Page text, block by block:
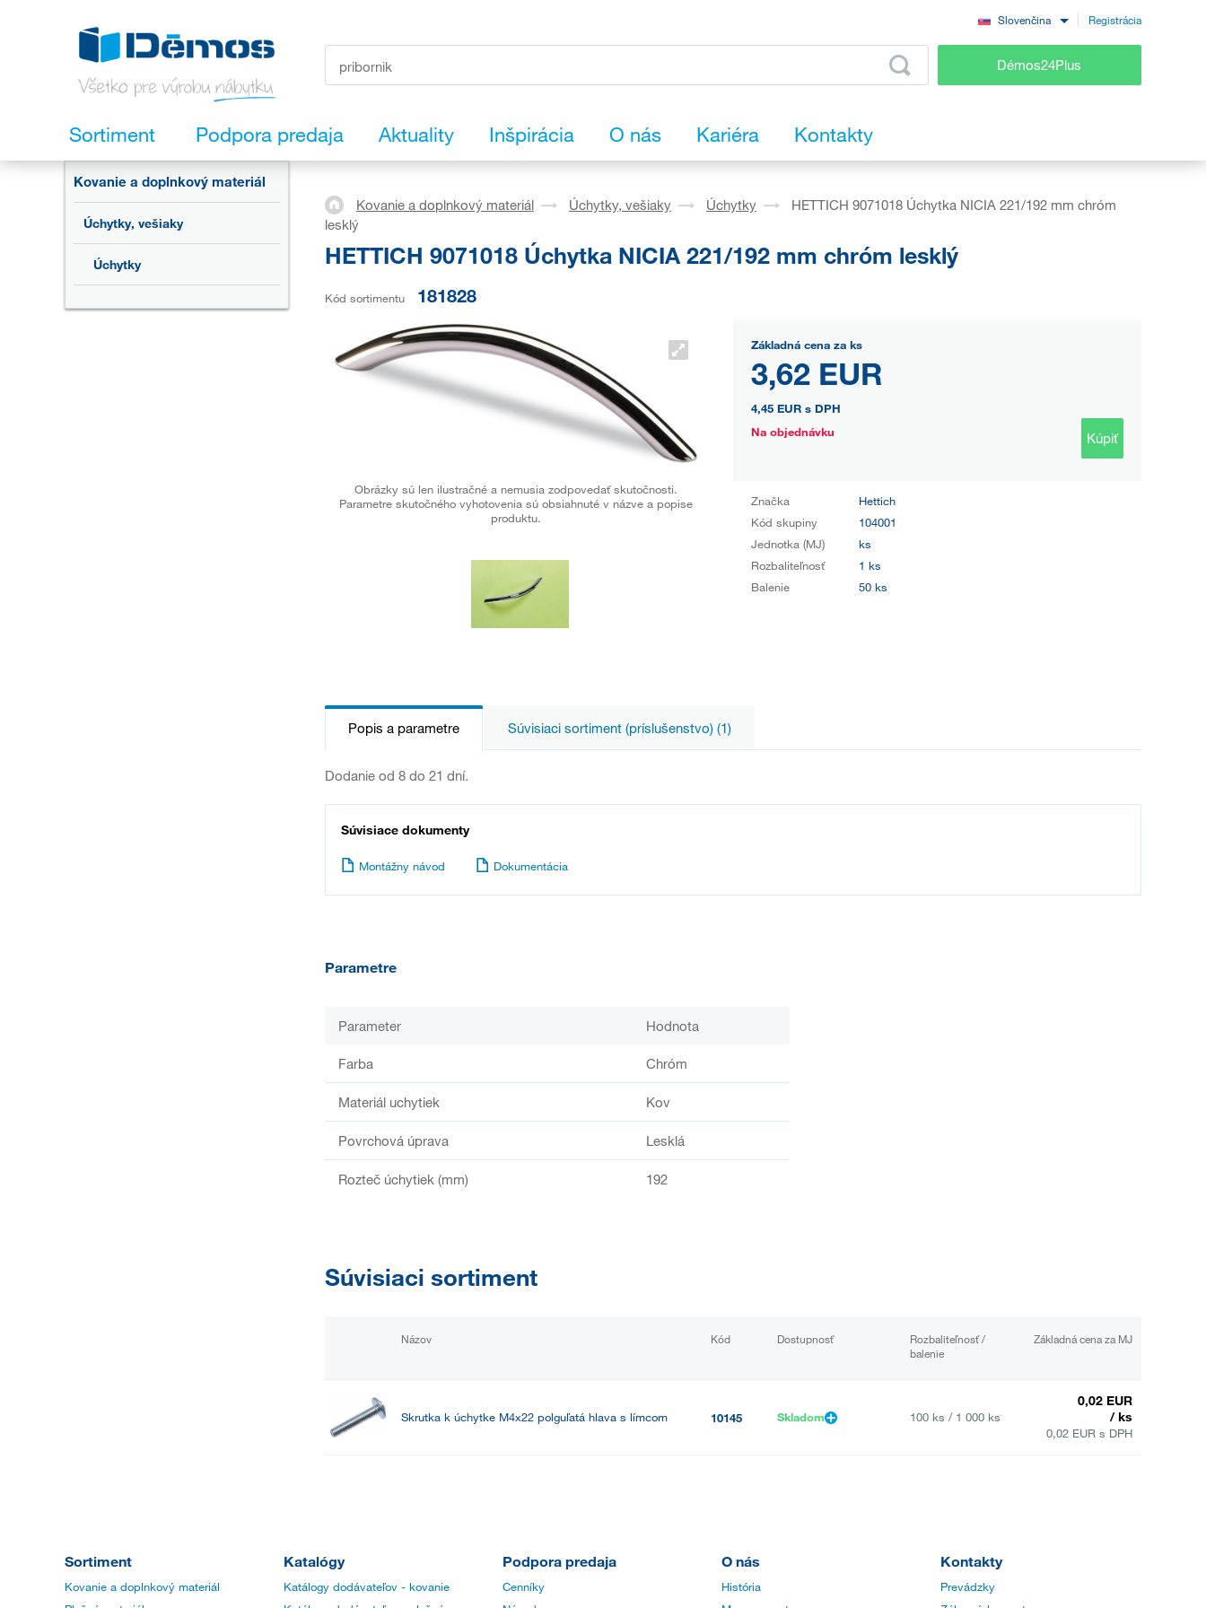
Slovenčina Registrácia
Démos24Plus
Sortiment Podpora predaja Aktuality Inšpirácia O nás Kariéra Kontakty
Kovanie a doplnkový materiál
Úchytky, vešiaky
Úchytky
Kovanie a doplnkový materiál Úchytky, vešiaky Úchytky
HETTICH 9071018 Úchytka NICIA 221/192 mm chróm
lesklý
HETTICH 9071018 Úchytka NICIA 221/192 mm chróm lesklý
Kód sortimentu 181828
Obrázky sú len ilustračné a nemusia zodpovedať skutočnosti.
Parametre skutočného vyhotovenia sú obsiahnuté v názve a popise
produktu.
Základná cena za ks
3,62 EUR
4,45 EUR s DPH
Na objednávku
Kúpiť
Značka
Hettich
Kód skupiny
104001
Jednotka (MJ)
ks
Rozbaliteľnosť
1 ks
Balenie
50 ks
Popis a parametre Súvisiaci sortiment (príslušenstvo) (1)
Dodanie od 8 do 21 dní.
Súvisiace dokumenty
Montážny návod Dokumentácia
Parametre
Parameter Hodnota
Farba Chróm
Materiál uchytiek Kov
Povrchová úprava Lesklá
Rozteč úchytiek (mm) 192
Súvisiaci sortiment
Názov Kód Dostupnosť
Rozbaliteľnosť /
balenie
Základná cena za MJ
Skrutka k úchytke M4x22 polguľatá hlava s límcom 10145 Skladom 100 ks / 1 000 ks
0,02 EUR
/ ks
0,02 EUR s DPH
Sortiment
Kovanie a doplnkový materiál
Katalógy
Katálogy dodávateľov - kovanie
Podpora predaja
Cenníky
O nás
História
Kontakty
Prevádzky